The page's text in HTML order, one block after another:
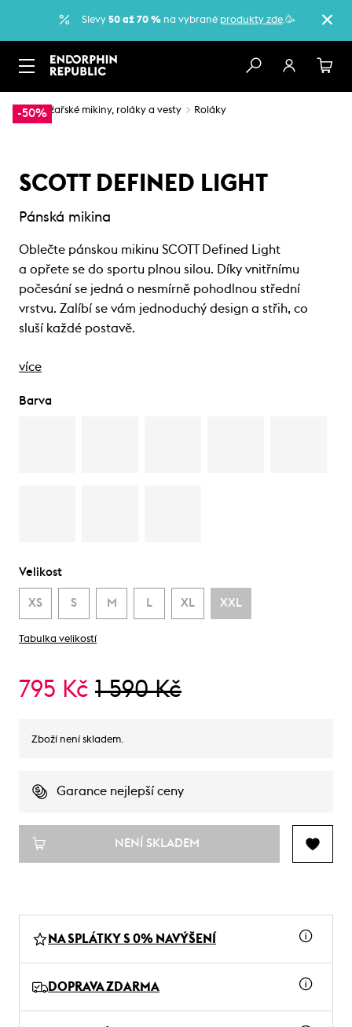
Slevy 50 až 70 % na vybrané produkty zde.🥳
-50%
… Lyžařské mikiny, roláky a vesty Roláky
SCOTT DEFINED LIGHT
Pánská mikina
Oblečte pánskou mikinu SCOTT Defined Light
a opřete se do sportu plnou silou. Díky vnitřnímu
počesání se jedná o nesmírně pohodlnou střední
vrstvu. Zalíbí se vám jednoduchý design a střih, co
sluší každé postavě.
více
Barva
Velikost
XS S M L XL XXL
Tabulka velikostí
795 Kč 1 590 Kč
Zboží není skladem.
Garance nejlepší ceny
NENÍ SKLADEM
NA SPLÁTKY S 0% NAVÝŠENÍ
DOPRAVA ZDARMA